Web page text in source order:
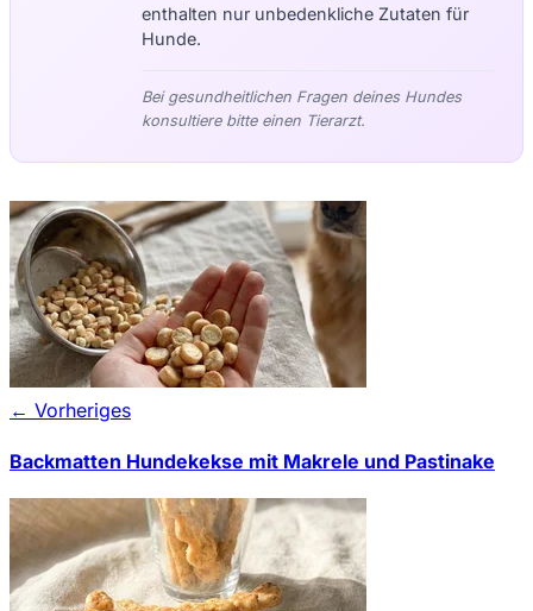
enthalten nur unbedenkliche Zutaten für
Hunde.
Bei gesundheitlichen Fragen deines Hundes
konsultiere bitte einen Tierarzt.
← Vorheriges
Backmatten Hundekekse mit Makrele und Pastinake